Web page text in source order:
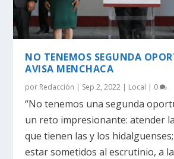
NO TENEMOS SEGUNDA
AVISA MENCHACA
por Redacción | Sep 2, 2022 | Local | 0
“No tenemos una segunda
un reto impresionante: atender
que tienen las y los
estar sometidos al escrutinio, a